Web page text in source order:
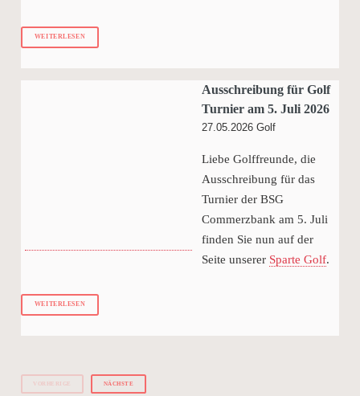
WEITERLESEN
Ausschreibung für Golf
Turnier am 5. Juli 2026
27.05.2026 Golf
Liebe Golffreunde, die
Ausschreibung für das
Turnier der BSG
Commerzbank am 5. Juli
finden Sie nun auf der
Seite unserer Sparte Golf.
WEITERLESEN
VORHERIGE NÄCHSTE